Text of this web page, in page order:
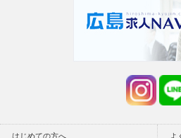
月給20万円以上可能
産休・育児休業制度あり
はじめての方へ よ